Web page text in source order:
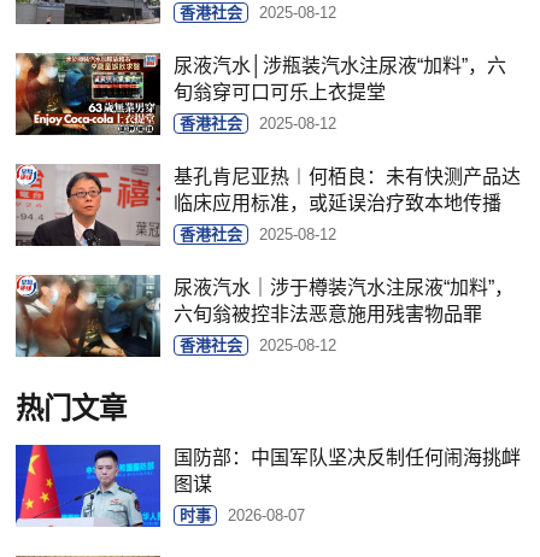
香港社会 2025-08-12
尿液汽水│涉瓶装汽水注尿液“加料”，六
旬翁穿可口可乐上衣提堂
香港社会 2025-08-12
基孔肯尼亚热︱何栢良：未有快测产品达
临床应用标准，或延误治疗致本地传播
香港社会 2025-08-12
尿液汽水｜涉于樽装汽水注尿液“加料”，
六旬翁被控非法恶意施用残害物品罪
香港社会 2025-08-12
热门文章
国防部：中国军队坚决反制任何闹海挑衅
图谋
时事 2026-08-07